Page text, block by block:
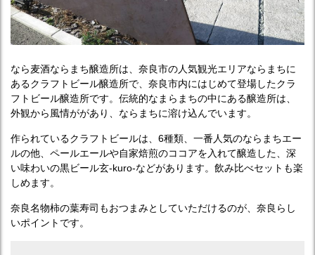
なら麦酒ならまち醸造所は、奈良市の人気観光エリアならまちに
あるクラフトビール醸造所で、奈良市内にはじめて登場したクラ
フトビール醸造所です。伝統的なまらまちの中にある醸造所は、
外観から風情ががあり、ならまちに溶け込んでいます。
作られているクラフトビールは、6種類、一番人気のならまちエー
ルの他、ペールエールや自家焙煎のココアを入れて醸造した、深
い味わいの黒ビール玄-kuro-などがあります。飲み比べセットも楽
しめます。
奈良名物柿の葉寿司もおつまみとしていただけるのが、奈良らし
いポイントです。